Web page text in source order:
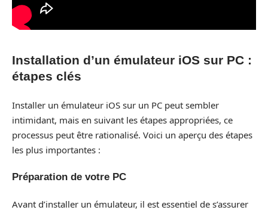
Installation d’un émulateur iOS sur PC :
étapes clés
Installer un émulateur iOS sur un PC peut sembler
intimidant, mais en suivant les étapes appropriées, ce
processus peut être rationalisé. Voici un aperçu des étapes
les plus importantes :
Préparation de votre PC
Avant d’installer un émulateur, il est essentiel de s’assurer